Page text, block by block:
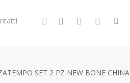
facebookgoogle- instagramwhatsapp
tiktok
SET 2 PZ NEW BONE CHINA